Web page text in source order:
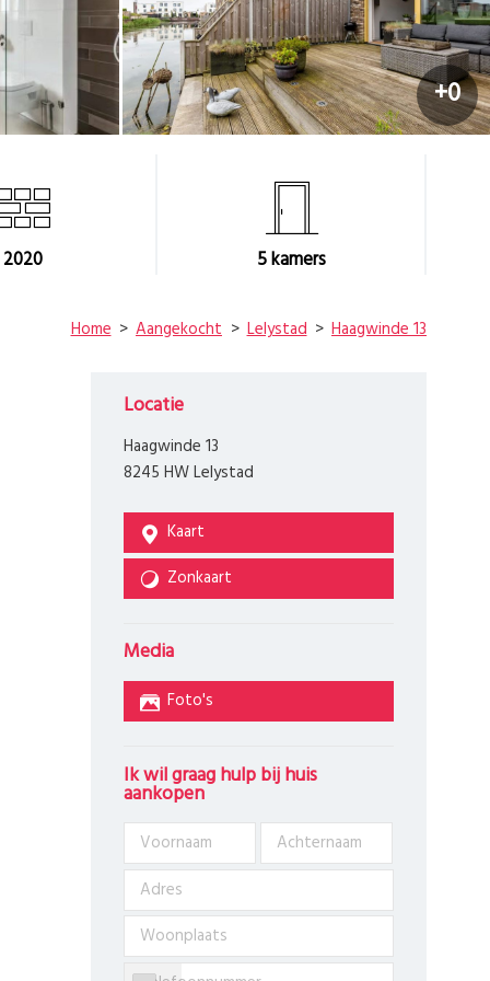
+0
2020 5kamers
Home Aangekocht Lelystad Haagwinde 13
Locatie
Haagwinde 13
8245 HW Lelystad
Kaart
Zonkaart
Media
Foto's
Ik wil graag hulp bij huis
aankopen